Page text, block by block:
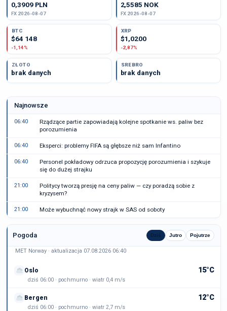
0,3909 PLN
FX 2026-08-07
2,5585 NOK
FX 2026-08-07
BTC
$64 148
-1,14%
XRP
$1,0200
-2,87%
ZŁOTO
brak danych
SREBRO
brak danych
Najnowsze
06:40
Rządzące partie zapowiadają kolejne spotkanie ws. paliw bez
porozumienia
06:40 Eksperci: problemy FIFA są głębsze niż sam Infantino
06:40
Personel pokładowy odrzuca propozycję porozumienia i szykuje
się do dużej strajku
21:00
Politycy tworzą presję na ceny paliw — czy poradzą sobie z
kryzysem?
21:00 Może wybuchnąć nowy strajk w SAS od soboty
Pogoda Dziś Jutro Pojutrze
MET Norway · aktualizacja 07.08.2026 06:40
Oslo 15°C
dziś 06:00 · pochmurno · wiatr 0,4 m/s
Bergen 12°C
dziś 06:00 · pochmurno · wiatr 2,7 m/s